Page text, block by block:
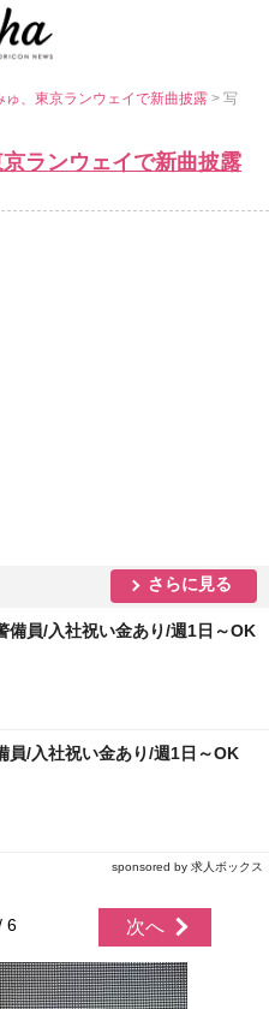
ゅ、東京ランウェイで新曲披露> 写
ランウェイで新曲披露
さらに見る
備員/入社祝い金あり/週1日～OK
員/入社祝い金あり/週1日～OK
sponsored by 求人ボックス
6 次へ